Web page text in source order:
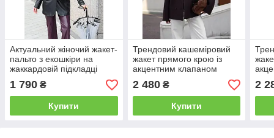
Актуальний жіночий жакет-
пальто з екошкіри на
жаккардовій підкладці
Gs2715
1 790 ₴
Купити
Трендовий кашеміровий
жакет прямого крою із
акцентним клапаном
Ps568
2 480₴
Купити
2